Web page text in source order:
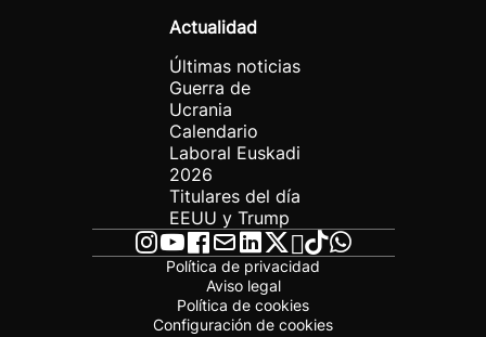
Actualidad
Últimas noticias
Guerra de
Ucrania
Calendario
Laboral Euskadi
2026
Titulares del día
EEUU y Trump
Política de privacidad
Aviso legal
Política de cookies
Configuración de cookies